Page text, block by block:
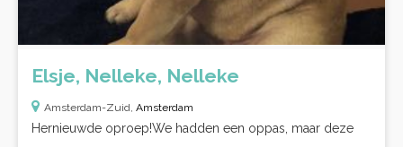
Elsje, Nelleke, Nelleke
Amsterdam-Zuid, Amsterdam
Hernieuwde oproep!We hadden een oppas, maar deze